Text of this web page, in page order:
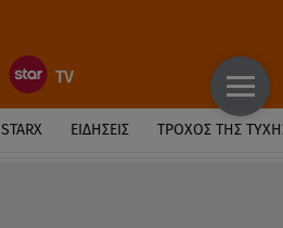
STARX ΕΙΔΉΣΕΙΣ ΤΡΟΧΌΣ ΤΗΣ